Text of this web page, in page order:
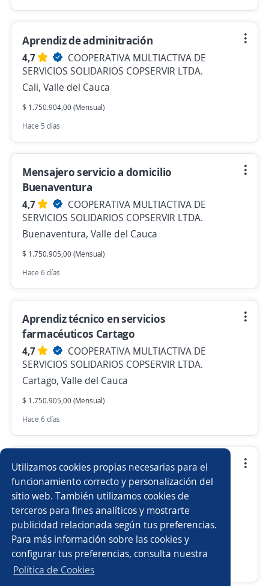
Utilizamos cookies propias necesarias para el
funcionamiento correcto y personalización del
sitio web. También utilizamos cookies de
terceros para fines analíticos y mostrarte
publicidad relacionada según tus preferencias.
Para más información sobre las cookies y
configurar tus preferencias, consulta nuestra
Política de Cookies
Aprendiz de adminitración
4,7
COOPERATIVA MULTIACTIVA DE
SERVICIOS SOLIDARIOS COPSERVIR LTDA.
Cali, Valle del Cauca
$ 1.750.904,00 (Mensual)
Hace 5 días
Mensajero servicio a domicilio
Buenaventura
4,7
COOPERATIVA MULTIACTIVA DE
SERVICIOS SOLIDARIOS COPSERVIR LTDA.
Buenaventura, Valle del Cauca
$ 1.750.905,00 (Mensual)
Hace 6 días
Aprendiz técnico en servicios
farmacéuticos Cartago
4,7
COOPERATIVA MULTIACTIVA DE
SERVICIOS SOLIDARIOS COPSERVIR LTDA.
Cartago, Valle del Cauca
$ 1.750.905,00 (Mensual)
Hace 6 días
Aprendiz técnico en servicios
farmacéuticos Palmira
4,7
COOPERATIVA MULTIACTIVA DE
SERVICIOS SOLIDARIOS COPSERVIR LTDA.
Palmira, Valle del Cauca
Hace 6 días